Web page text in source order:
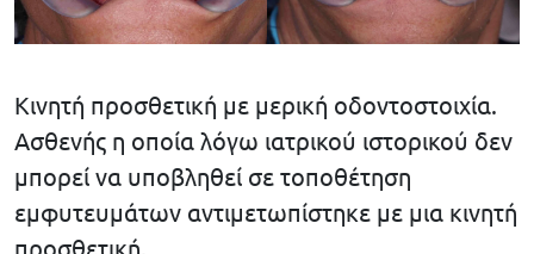
Κινητή προσθετική με μερική οδοντοστοιχία.
Ασθενής η οποία λόγω ιατρικού ιστορικού δεν
μπορεί να υποβληθεί σε τοποθέτηση
εμφυτευμάτων αντιμετωπίστηκε με μια κινητή
προσθετική.